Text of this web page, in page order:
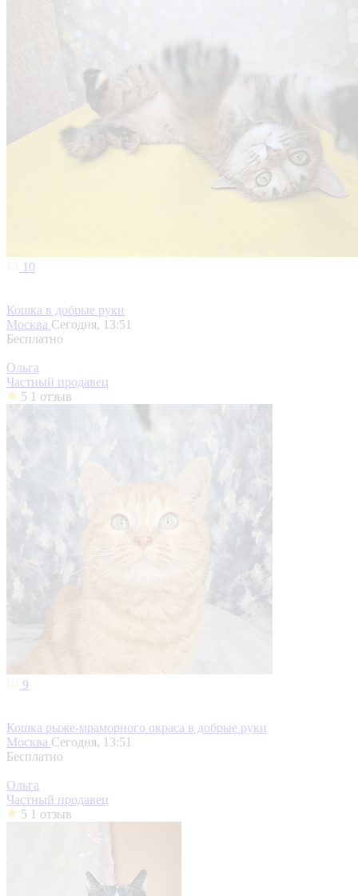
10
Кошка в добрые руки
Москва Сегодня, 13:51
Бесплатно
Ольга
Частный продавец
5 1 отзыв
9
Кошка рыже-мраморного окраса в добрые руки
Москва Сегодня, 13:51
Бесплатно
Ольга
Частный продавец
5 1 отзыв